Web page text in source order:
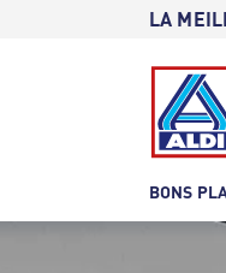
LA
BONS